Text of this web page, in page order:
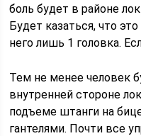
боль будет в районе
Будет казаться, что
него лишь 1 головка.
Тем не менее человек
внутренней стороне
подъеме штанги на
гантелями. Почти все